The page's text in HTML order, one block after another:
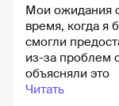
новых высот и
Мои ожидания
время, когда я
смогли
из-за проблем
объясняли это
Читать